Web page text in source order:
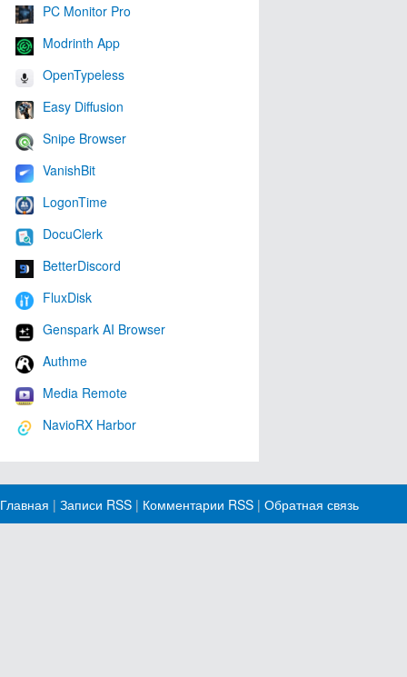
PC Monitor Pro
Modrinth App
OpenTypeless
Easy Diffusion
Snipe Browser
VanishBit
LogonTime
DocuClerk
BetterDiscord
FluxDisk
Genspark AI Browser
Authme
Media Remote
NavioRX Harbor
Главная | Записи RSS | Комментарии RSS | Обратная связь